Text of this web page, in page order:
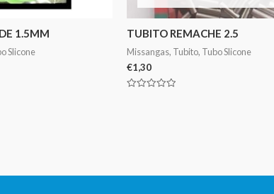
1.5MM
Slicone
TUBITO REMACHE 2.5
Missangas, Tubito, Tubo Slicone
€1,30